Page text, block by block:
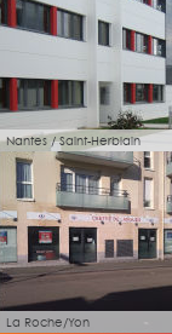
Nantes / Saint-Herblain
La Roche/Yon